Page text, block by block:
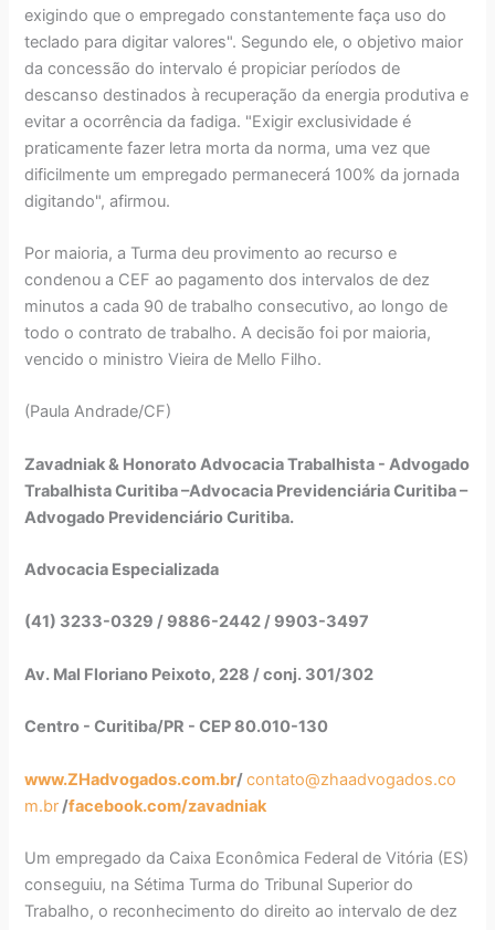
exigindo que o empregado constantemente faça uso do
teclado para digitar valores". Segundo ele, o objetivo maior
da concessão do intervalo é propiciar períodos de
descanso destinados à recuperação da energia produtiva e
evitar a ocorrência da fadiga. "Exigir exclusividade é
praticamente fazer letra morta da norma, uma vez que
dificilmente um empregado permanecerá 100% da jornada
digitando", afirmou.
Por maioria, a Turma deu provimento ao recurso e
condenou a CEF ao pagamento dos intervalos de dez
minutos a cada 90 de trabalho consecutivo, ao longo de
todo o contrato de trabalho. A decisão foi por maioria,
vencido o ministro Vieira de Mello Filho.
(Paula Andrade/CF)
Zavadniak & Honorato Advocacia Trabalhista - Advogado
Trabalhista Curitiba –Advocacia Previdenciária Curitiba –
Advogado Previdenciário Curitiba.
Advocacia Especializada
(41) 3233-0329 / 9886-2442 / 9903-3497
Av. Mal Floriano Peixoto, 228 / conj. 301/302
Centro - Curitiba/PR - CEP 80.010-130
www.ZHadvogados.com.br/contato@zhaadvogados.co
m.br /facebook.com/zavadniak
Um empregado da Caixa Econômica Federal de Vitória (ES)
conseguiu, na Sétima Turma do Tribunal Superior do
Trabalho, o reconhecimento do direito ao intervalo de dez